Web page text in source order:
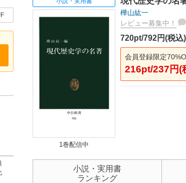
1巻配信中
樺山紘一
レビュー募集中！
720pt/792円(税込)
会員登録限定
216pt/237円(
小説・実用書
ランキング